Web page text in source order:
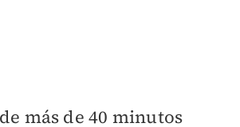
más de 40 minutos